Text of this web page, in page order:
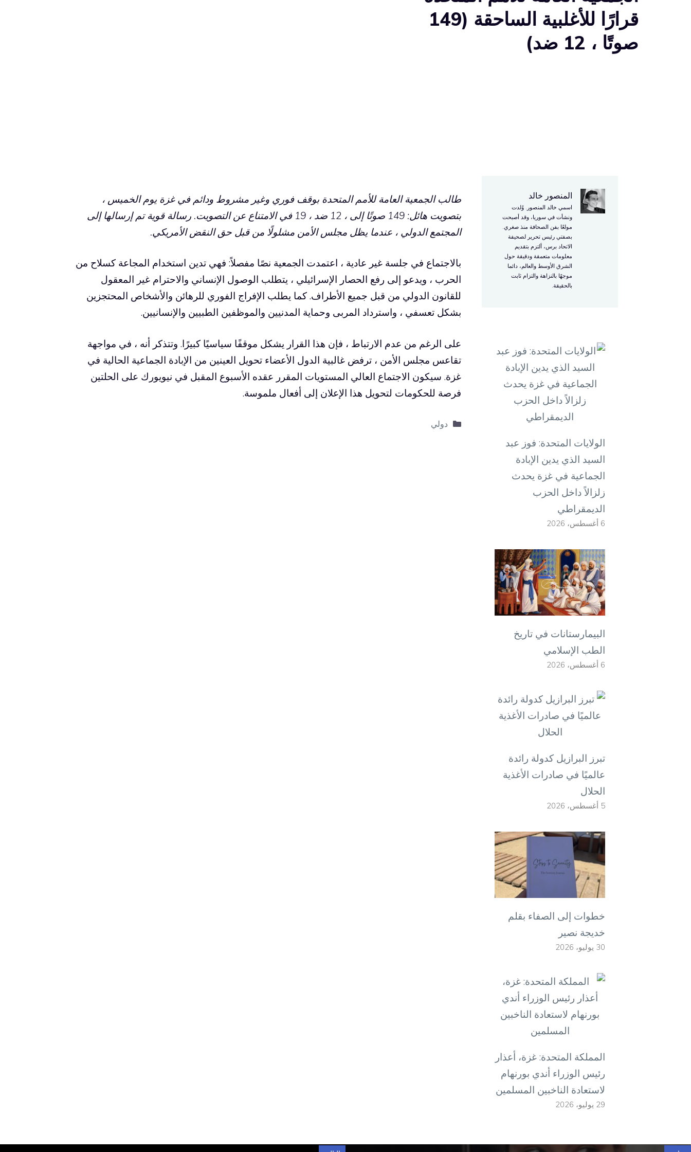
قرارًا للأغلبية الساحقة (149
صوتًا ، 12 ضد)
طالب الجمعية العامة للأمم المتحدة بوقف فوري وغير مشروط ودائم في غزة يوم الخميس ،
بتصويت هائل: 149 صوتًا إلى ، 12 ضد ، 19 في الامتناع عن التصويت. رسالة قوية تم إرسالها إلى
المجتمع الدولي ، عندما يظل مجلس الأمن مشلولًا من قبل حق النقض الأمريكي.
بالاجتماع في جلسة غير عادية ، اعتمدت الجمعية نصًا مفصلاً: فهي تدين استخدام المجاعة كسلاح من
الحرب ، ويدعو إلى رفع الحصار الإسرائيلي ، يتطلب الوصول الإنساني والاحترام غير المعقول
للقانون الدولي من قبل جميع الأطراف. كما يطلب الإفراج الفوري للرهائن والأشخاص المحتجزين
بشكل تعسفي ، واسترداد المربى وحماية المدنيين والموظفين الطبيين والإنسانيين.
على الرغم من عدم الارتباط ، فإن هذا القرار يشكل موقفًا سياسيًا كبيرًا. وتتذكر أنه ، في مواجهة
تقاعس مجلس الأمن ، ترفض غالبية الدول الأعضاء تحويل العينين من الإبادة الجماعية الحالية في
غزة. سيكون الاجتماع العالي المستويات المقرر عقده الأسبوع المقبل في نيويورك على الحلتين
فرصة للحكومات لتحويل هذا الإعلان إلى أفعال ملموسة.
التصنيفات
دولي
المنصور خالد
اسمي خالد المنصور. وُلدت
ونشأت في سوريا، وقد أصبحت
مولعًا بفن الصحافة منذ صغري.
بصفتي رئيس تحرير لصحيفة
الاتحاد برس، ألتزم بتقديم
معلومات متعمقة ودقيقة حول
الشرق الأوسط والعالم، دائما
موجهًا بالنزاهة والتزام ثابت
بالحقيقة.
الولايات المتحدة: فوز عبد
السيد الذي يدين الإبادة
الجماعية في غزة يحدث
زلزالاً داخل الحزب
الديمقراطي
6 أغسطس، 2026
البيمارستانات في تاريخ
الطب الإسلامي
6 أغسطس، 2026
تبرز البرازيل كدولة رائدة
عالميًا في صادرات الأغذية
الحلال
5 أغسطس، 2026
خطوات إلى الصفاء بقلم
خديجة نصير
30 يوليو، 2026
المملكة المتحدة: غزة، أعذار
رئيس الوزراء أندي بورنهام
لاستعادة الناخبين المسلمين
29 يوليو، 2026